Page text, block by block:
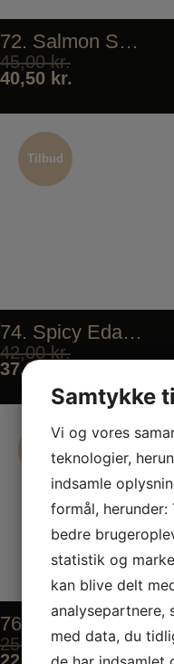
72. Salmon Salad
45,00kr.
40,50 kr.
Tilbud
74. Spicy Edamame
42,00kr.
37,80
Tilbud
76. Chicken Stick
25,00 kr.
Samtykke
Vi og vores
teknologier,
indsamle
formål, herunder:
bedre
statistik og
kan blive delt
analysepartnere,
med data, du